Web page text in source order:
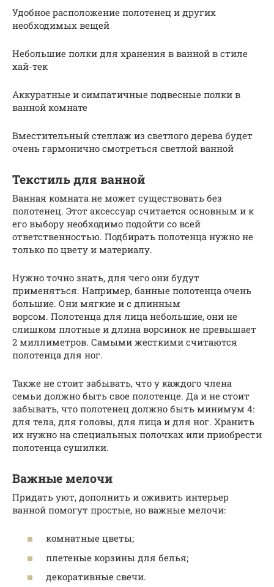
Удобное расположение полотенец и других
необходимых вещей
Небольшие полки для хранения в ванной в стиле
хай-тек
Аккуратные и симпатичные подвесные полки в
ванной комнате
Вместительный стеллаж из светлого дерева будет
очень гармонично смотреться светлой ванной
Текстиль для ванной
Ванная комната не может существовать без
полотенец. Этот аксессуар считается основным и к
его выбору необходимо подойти со всей
ответственностью. Подбирать полотенца нужно не
только по цвету и материалу.
Нужно точно знать, для чего они будут
применяться. Например, банные полотенца очень
большие. Они мягкие и с длинным
ворсом. Полотенца для лица небольшие, они не
слишком плотные и длина ворсинок не превышает
2 миллиметров. Самыми жесткими считаются
полотенца для ног.
Также не стоит забывать, что у каждого члена
семьи должно быть свое полотенце. Да и не стоит
забывать, что полотенец должно быть минимум 4:
для тела, для головы, для лица и для ног. Хранить
их нужно на специальных полочках или приобрести
полотенца сушилки.
Важные мелочи
Придать уют, дополнить и оживить интерьер
ванной помогут простые, но важные мелочи:
комнатные цветы;
плетеные корзины для белья;
декоративные свечи.